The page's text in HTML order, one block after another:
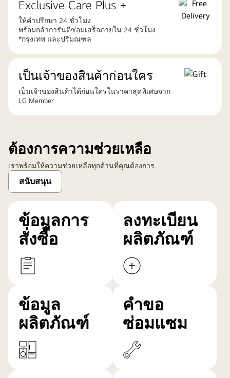
Exclusive Care Plus +
ให้คำปรึกษา 24 ชั่วโมง
พร้อมกล้าการันตีซ่อมเสร็จภายใน 24 ชั่วโมง
*กรุงเทพ และปริมณฑล
เป็นเจ้าของสินค้าก่อนใคร
เป็นเจ้าของสินค้าได้ก่อนใครในราคาสุดพิเศษจาก
LG Member
ต้องการความช่วยเหลือ
เราพร้อมให้ความช่วยเหลือทุกด้านที่คุณต้องการ
สนับสนุน
ข้อมูลการ
สั่งซื้อ
ลงทะเบียน
ผลิตภัณฑ์
ข้อมูล
ผลิตภัณฑ์
คำขอ
ซ่อมแซม